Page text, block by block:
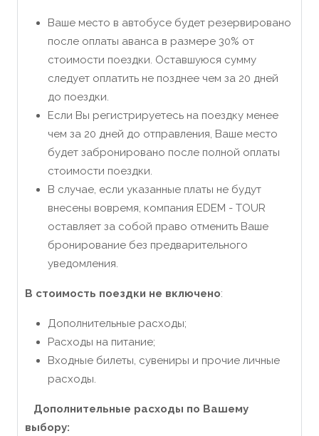
Ваше место в автобусе будет резервировано
после оплаты аванса в размере 30% от
стоимости поездки. Оставшуюся сумму
следует оплатить не позднее чем за 20 дней
до поездки.
Если Вы регистрируетесь на поездку менее
чем за 20 дней до отправления, Ваше место
будет забронировано после полной оплаты
стоимости поездки.
В случае, если указанные платы не будут
внесены вовремя, компания EDEM - TOUR
оставляет за собой право отменить Ваше
бронирование без предварительного
уведомления.
В стоимость поездки не включено:
Дополнительные расходы;
Расходы на питание;
Входные билеты, сувениры и прочие личные
расходы.
Дополнительные расходы по Вашему
выбору: